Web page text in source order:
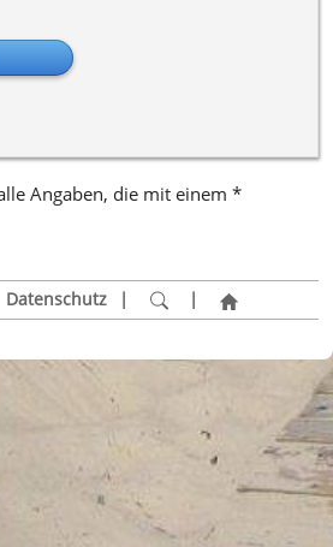
Angaben, die mit einem *
Datenschutz | |